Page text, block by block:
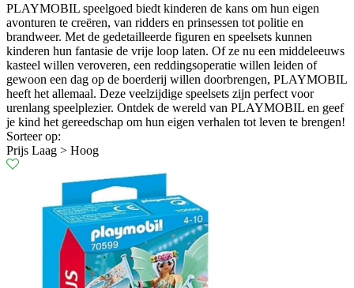
PLAYMOBIL speelgoed biedt kinderen de kans om hun eigen
avonturen te creëren, van ridders en prinsessen tot politie en
brandweer. Met de gedetailleerde figuren en speelsets kunnen
kinderen hun fantasie de vrije loop laten. Of ze nu een middeleeuws
kasteel willen veroveren, een reddingsoperatie willen leiden of
gewoon een dag op de boerderij willen doorbrengen, PLAYMOBIL
heeft het allemaal. Deze veelzijdige speelsets zijn perfect voor
urenlang speelplezier. Ontdek de wereld van PLAYMOBIL en geef
je kind het gereedschap om hun eigen verhalen tot leven te brengen!
Sorteer op:
Prijs Laag > Hoog